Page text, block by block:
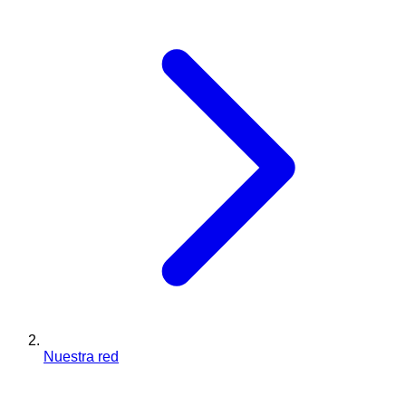
Nuestra red